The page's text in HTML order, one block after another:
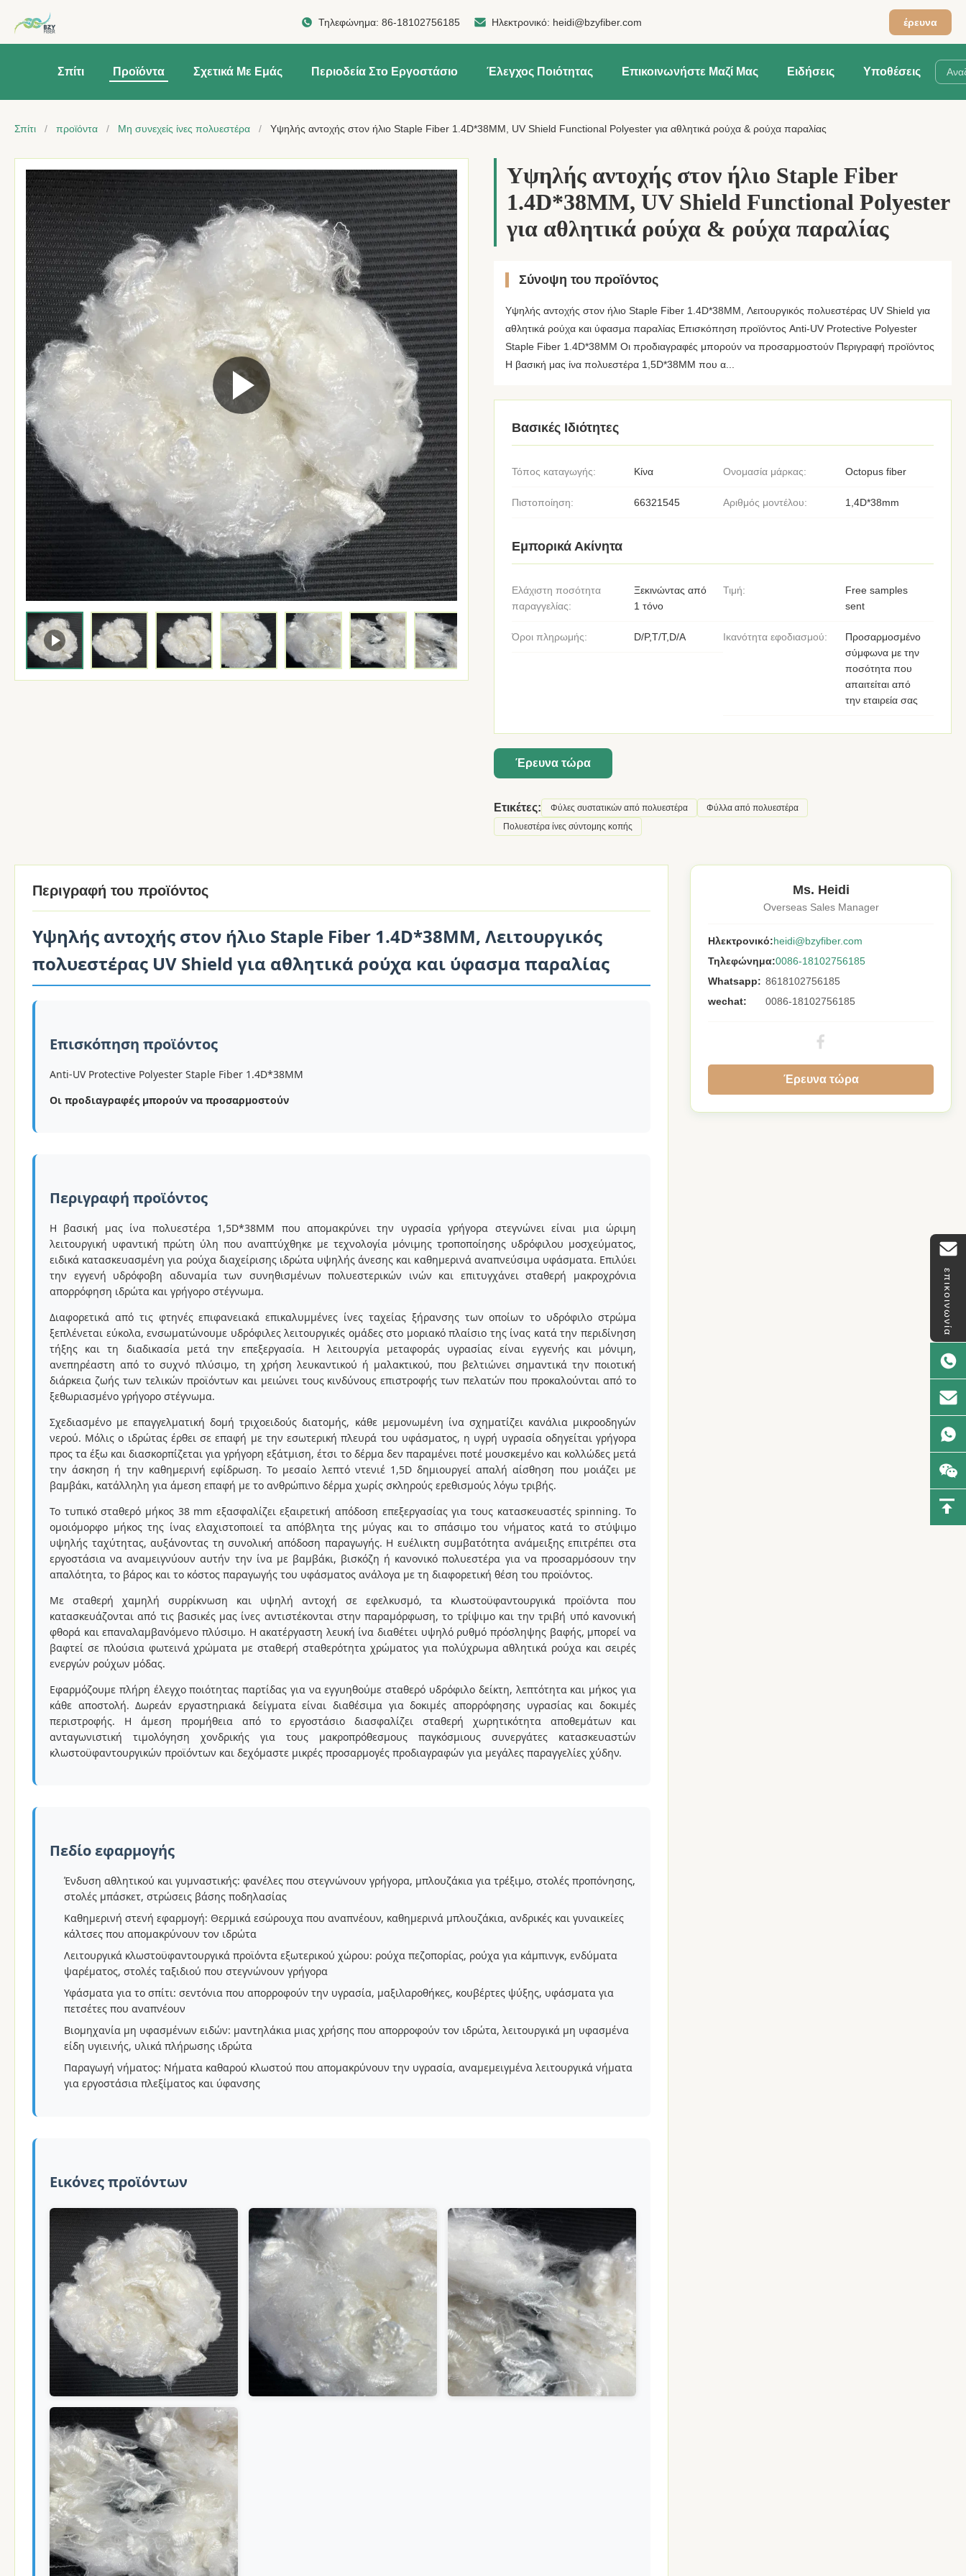
Τηλεφώνημα: 86-18102756185 Ηλεκτρονικό: heidi@bzyfiber.com έρευνα
Σπίτι Προϊόντα Σχετικά Με Εμάς Περιοδεία Στο Εργοστάσιο Έλεγχος Ποιότητας Επικοινωνήστε Μαζί Μας Ειδήσεις Υποθέσεις
επικοινωνία
Σπίτι / προϊόντα / Μη συνεχείς ίνες πολυεστέρα / Υψηλής αντοχής στον ήλιο Staple Fiber 1.4D*38MM, UV Shield Functional Polyester για αθλητικά ρούχα & ρούχα παραλίας
Υψηλής αντοχής στον ήλιο Staple Fiber
1.4D*38MM, UV Shield Functional Polyester
για αθλητικά ρούχα & ρούχα παραλίας
Σύνοψη του προϊόντος
Υψηλής αντοχής στον ήλιο Staple Fiber 1.4D*38MM, Λειτουργικός πολυεστέρας UV Shield για
αθλητικά ρούχα και ύφασμα παραλίας Επισκόπηση προϊόντος Anti-UV Protective Polyester
Staple Fiber 1.4D*38MM Οι προδιαγραφές μπορούν να προσαρμοστούν Περιγραφή προϊόντος
Η βασική μας ίνα πολυεστέρα 1,5D*38MM που α...
Βασικές Ιδιότητες
Τόπος καταγωγής: Κίνα Ονομασία μάρκας: Octopus fiber
Πιστοποίηση: 66321545 Αριθμός μοντέλου: 1,4D*38mm
Εμπορικά Ακίνητα
Ελάχιστη ποσότητα
παραγγελίας:
Ξεκινώντας από
1 τόνο
Τιμή:
Free samples
sent
Όροι πληρωμής: D/P,T/T,D/A Ικανότητα εφοδιασμού:
Προσαρμοσμένο
σύμφωνα με την
ποσότητα που
απαιτείται από
την εταιρεία σας
Έρευνα τώρα
Ετικέτες: Φύλες συστατικών από πολυεστέρα
Φύλλα από πολυεστέρα
Πολυεστέρα ίνες σύντομης κοπής
Περιγραφή του προϊόντος
Υψηλής αντοχής στον ήλιο Staple Fiber 1.4D*38MM, Λειτουργικός
πολυεστέρας UV Shield για αθλητικά ρούχα και ύφασμα παραλίας
Επισκόπηση προϊόντος
Anti-UV Protective Polyester Staple Fiber 1.4D*38MM
Οι προδιαγραφές μπορούν να προσαρμοστούν
Περιγραφή προϊόντος
Η βασική μας ίνα πολυεστέρα 1,5D*38MM που απομακρύνει την υγρασία γρήγορα στεγνώνει είναι μια ώριμη
λειτουργική υφαντική πρώτη ύλη που αναπτύχθηκε με τεχνολογία μόνιμης τροποποίησης υδρόφιλου μοσχεύματος,
ειδικά κατασκευασμένη για ρούχα διαχείρισης ιδρώτα υψηλής άνεσης και καθημερινά αναπνεύσιμα υφάσματα. Επιλύει
την εγγενή υδρόφοβη αδυναμία των συνηθισμένων πολυεστερικών ινών και επιτυγχάνει σταθερή μακροχρόνια
απορρόφηση ιδρώτα και γρήγορο στέγνωμα.
Διαφορετικά από τις φτηνές επιφανειακά επικαλυμμένες ίνες ταχείας ξήρανσης των οποίων το υδρόφιλο στρώμα
ξεπλένεται εύκολα, ενσωματώνουμε υδρόφιλες λειτουργικές ομάδες στο μοριακό πλαίσιο της ίνας κατά την περιδίνηση
τήξης και τη διαδικασία μετά την επεξεργασία. Η λειτουργία μεταφοράς υγρασίας είναι εγγενής και μόνιμη,
ανεπηρέαστη από το συχνό πλύσιμο, τη χρήση λευκαντικού ή μαλακτικού, που βελτιώνει σημαντικά την ποιοτική
διάρκεια ζωής των τελικών προϊόντων και μειώνει τους κινδύνους επιστροφής των πελατών που προκαλούνται από το
ξεθωριασμένο γρήγορο στέγνωμα.
Σχεδιασμένο με επαγγελματική δομή τριχοειδούς διατομής, κάθε μεμονωμένη ίνα σχηματίζει κανάλια μικροοδηγών
νερού. Μόλις ο ιδρώτας έρθει σε επαφή με την εσωτερική πλευρά του υφάσματος, η υγρή υγρασία οδηγείται γρήγορα
προς τα έξω και διασκορπίζεται για γρήγορη εξάτμιση, έτσι το δέρμα δεν παραμένει ποτέ μουσκεμένο και κολλώδες μετά
την άσκηση ή την καθημερινή εφίδρωση. Το μεσαίο λεπτό ντενιέ 1,5D δημιουργεί απαλή αίσθηση που μοιάζει με
βαμβάκι, κατάλληλη για άμεση επαφή με το ανθρώπινο δέρμα χωρίς σκληρούς ερεθισμούς λόγω τριβής.
Το τυπικό σταθερό μήκος 38 mm εξασφαλίζει εξαιρετική απόδοση επεξεργασίας για τους κατασκευαστές spinning. Το
ομοιόμορφο μήκος της ίνας ελαχιστοποιεί τα απόβλητα της μύγας και το σπάσιμο του νήματος κατά το στύψιμο
υψηλής ταχύτητας, αυξάνοντας τη συνολική απόδοση παραγωγής. Η ευέλικτη συμβατότητα ανάμειξης επιτρέπει στα
εργοστάσια να αναμειγνύουν αυτήν την ίνα με βαμβάκι, βισκόζη ή κανονικό πολυεστέρα για να προσαρμόσουν την
απαλότητα, το βάρος και το κόστος παραγωγής του υφάσματος ανάλογα με τη διαφορετική θέση του προϊόντος.
Με σταθερή χαμηλή συρρίκνωση και υψηλή αντοχή σε εφελκυσμό, τα κλωστοϋφαντουργικά προϊόντα που
κατασκευάζονται από τις βασικές μας ίνες αντιστέκονται στην παραμόρφωση, το τρίψιμο και την τριβή υπό κανονική
φθορά και επαναλαμβανόμενο πλύσιμο. Η ακατέργαστη λευκή ίνα διαθέτει υψηλό ρυθμό πρόσληψης βαφής, μπορεί να
βαφτεί σε πλούσια φωτεινά χρώματα με σταθερή σταθερότητα χρώματος για πολύχρωμα αθλητικά ρούχα και σειρές
ενεργών ρούχων μόδας.
Εφαρμόζουμε πλήρη έλεγχο ποιότητας παρτίδας για να εγγυηθούμε σταθερό υδρόφιλο δείκτη, λεπτότητα και μήκος για
κάθε αποστολή. Δωρεάν εργαστηριακά δείγματα είναι διαθέσιμα για δοκιμές απορρόφησης υγρασίας και δοκιμές
περιστροφής. Η άμεση προμήθεια από το εργοστάσιο διασφαλίζει σταθερή χωρητικότητα αποθεμάτων και
ανταγωνιστική τιμολόγηση χονδρικής για τους μακροπρόθεσμους παγκόσμιους συνεργάτες κατασκευαστών
κλωστοϋφαντουργικών προϊόντων και δεχόμαστε μικρές προσαρμογές προδιαγραφών για μεγάλες παραγγελίες χύδην.
Πεδίο εφαρμογής
Ένδυση αθλητικού και γυμναστικής: φανέλες που στεγνώνουν γρήγορα, μπλουζάκια για τρέξιμο, στολές προπόνησης,
στολές μπάσκετ, στρώσεις βάσης ποδηλασίας
Καθημερινή στενή εφαρμογή: Θερμικά εσώρουχα που αναπνέουν, καθημερινά μπλουζάκια, ανδρικές και γυναικείες
κάλτσες που απομακρύνουν τον ιδρώτα
Λειτουργικά κλωστοϋφαντουργικά προϊόντα εξωτερικού χώρου: ρούχα πεζοπορίας, ρούχα για κάμπινγκ, ενδύματα
ψαρέματος, στολές ταξιδιού που στεγνώνουν γρήγορα
Υφάσματα για το σπίτι: σεντόνια που απορροφούν την υγρασία, μαξιλαροθήκες, κουβέρτες ψύξης, υφάσματα για
πετσέτες που αναπνέουν
Βιομηχανία μη υφασμένων ειδών: μαντηλάκια μιας χρήσης που απορροφούν τον ιδρώτα, λειτουργικά μη υφασμένα
είδη υγιεινής, υλικά πλήρωσης ιδρώτα
Παραγωγή νήματος: Νήματα καθαρού κλωστού που απομακρύνουν την υγρασία, αναμεμειγμένα λειτουργικά νήματα
για εργοστάσια πλεξίματος και ύφανσης
Εικόνες προϊόντων
Ms. Heidi
Overseas Sales Manager
Ηλεκτρονικό:heidi@bzyfiber.com
Τηλεφώνημα:0086-18102756185
Whatsapp: 8618102756185
wechat:
0086-18102756185
Έρευνα τώρα